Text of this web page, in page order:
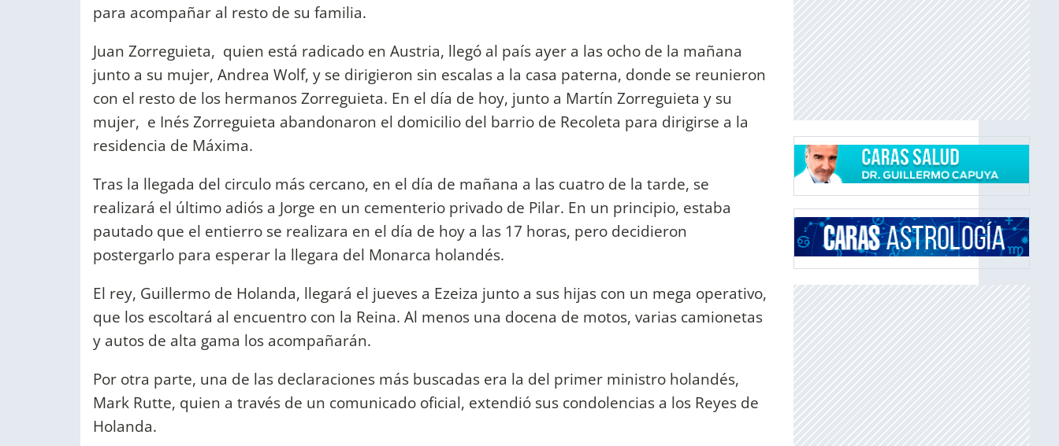
para acompañar al resto de su familia.
Juan Zorreguieta, quien está radicado en Austria, llegó al país ayer a las ocho de la mañana
junto a su mujer, Andrea Wolf, y se dirigieron sin escalas a la casa paterna, donde se reunieron
con el resto de los hermanos Zorreguieta. En el día de hoy, junto a Martín Zorreguieta y su
mujer, e Inés Zorreguieta abandonaron el domicilio del barrio de Recoleta para dirigirse a la
residencia de Máxima.
Tras la llegada del circulo más cercano, en el día de mañana a las cuatro de la tarde, se
realizará el último adiós a Jorge en un cementerio privado de Pilar. En un principio, estaba
pautado que el entierro se realizara en el día de hoy a las 17 horas, pero decidieron
postergarlo para esperar la llegara del Monarca holandés.
El rey, Guillermo de Holanda, llegará el jueves a Ezeiza junto a sus hijas con un mega operativo,
que los escoltará al encuentro con la Reina. Al menos una docena de motos, varias camionetas
y autos de alta gama los acompañarán.
Por otra parte, una de las declaraciones más buscadas era la del primer ministro holandés,
Mark Rutte, quien a través de un comunicado oficial, extendió sus condolencias a los Reyes de
Holanda.